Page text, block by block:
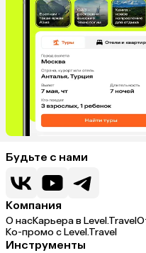
Будьте с нами
Компания
О насКарьера в Level.Travel
Ко-промо с Level.Travel
Инструменты